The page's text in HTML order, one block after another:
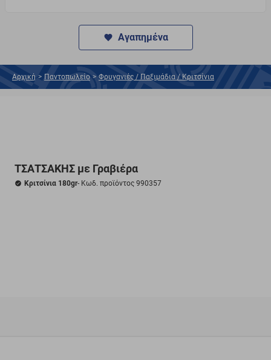
Αγαπημένα
Αρχική > Παντοπωλείο > Φρυγανιές / Παξιμάδια / Κριτσίνια
ΤΣΑΤΣΑΚΗΣ με Γραβιέρα
Κριτσίνια 180gr- Κωδ. προϊόντος 990357